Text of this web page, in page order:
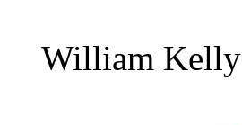
William Kelly